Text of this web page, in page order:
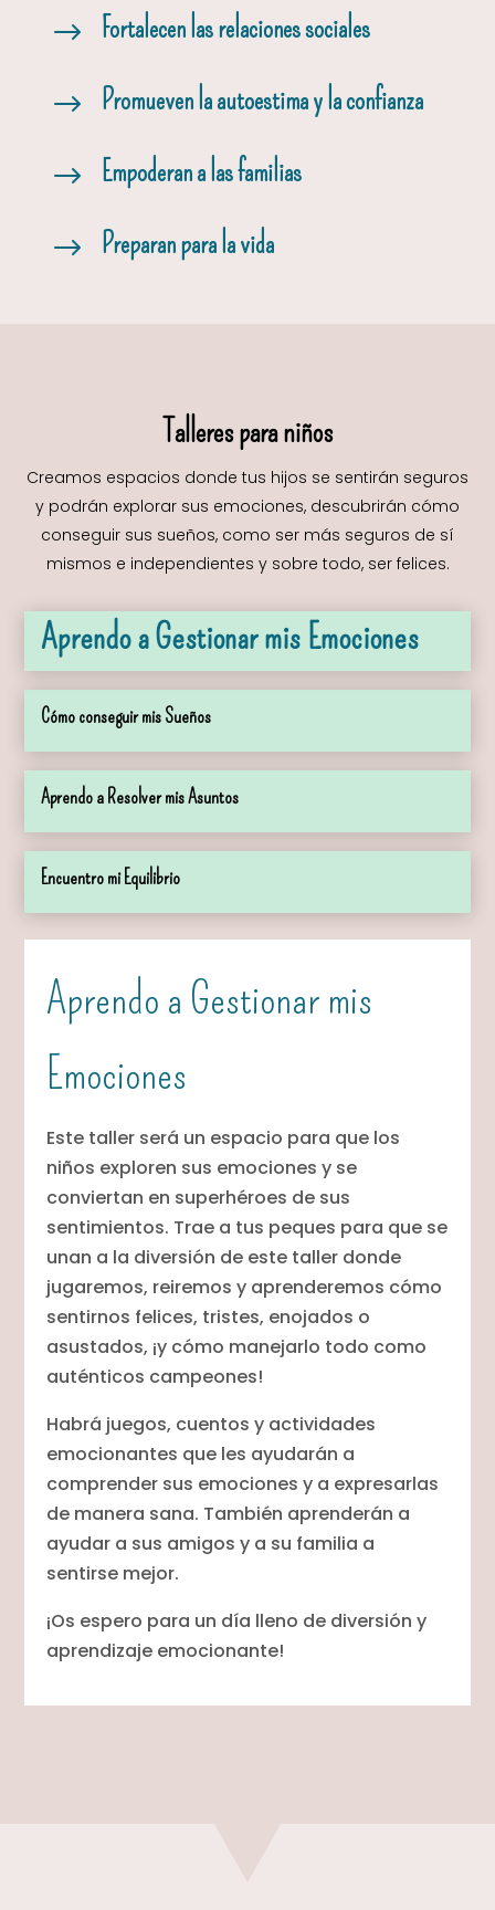
$ Fortalecen las relaciones sociales
$ Promueven la autoestima y la confianza
$ Empoderan a las familias
$ Preparan para la vida
Talleres para niños
Creamos espacios donde tus hijos se sentirán seguros
y podrán explorar sus emociones, descubrirán cómo
conseguir sus sueños, como ser más seguros de sí
mismos e independientes y sobre todo, ser felices.
Aprendo a Gestionar mis Emociones
Cómo conseguir mis Sueños
Aprendo a Resolver mis Asuntos
Encuentro mi Equilibrio
Aprendo a Gestionar mis
Emociones
Este taller será un espacio para que los
niños exploren sus emociones y se
conviertan en superhéroes de sus
sentimientos. Trae a tus peques para que se
unan a la diversión de este taller donde
jugaremos, reiremos y aprenderemos cómo
sentirnos felices, tristes, enojados o
asustados, ¡y cómo manejarlo todo como
auténticos campeones!
Habrá juegos, cuentos y actividades
emocionantes que les ayudarán a
comprender sus emociones y a expresarlas
de manera sana. También aprenderán a
ayudar a sus amigos y a su familia a
sentirse mejor.
¡Os espero para un día lleno de diversión y
aprendizaje emocionante!